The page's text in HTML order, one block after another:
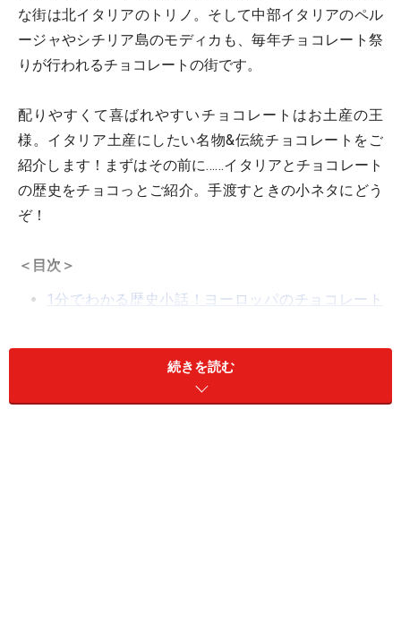
な街は北イタリアのトリノ。そして中部イタリアのペル
ージャやシチリア島のモディカも、毎年チョコレート祭
りが行われるチョコレートの街です。
配りやすくて喜ばれやすいチョコレートはお土産の王
様。イタリア土産にしたい名物&伝統チョコレートをご
紹介します！まずはその前に……イタリアとチョコレート
の歴史をチョコっとご紹介。手渡すときの小ネタにどう
ぞ！
＜目次＞
1分でわかる歴史小話！ヨーロッパのチョコレート
チョコレートの街トリノの老舗系チョコレートブラ
空港やスーパーで買える全国展開系チョコレートブ
続きを読む